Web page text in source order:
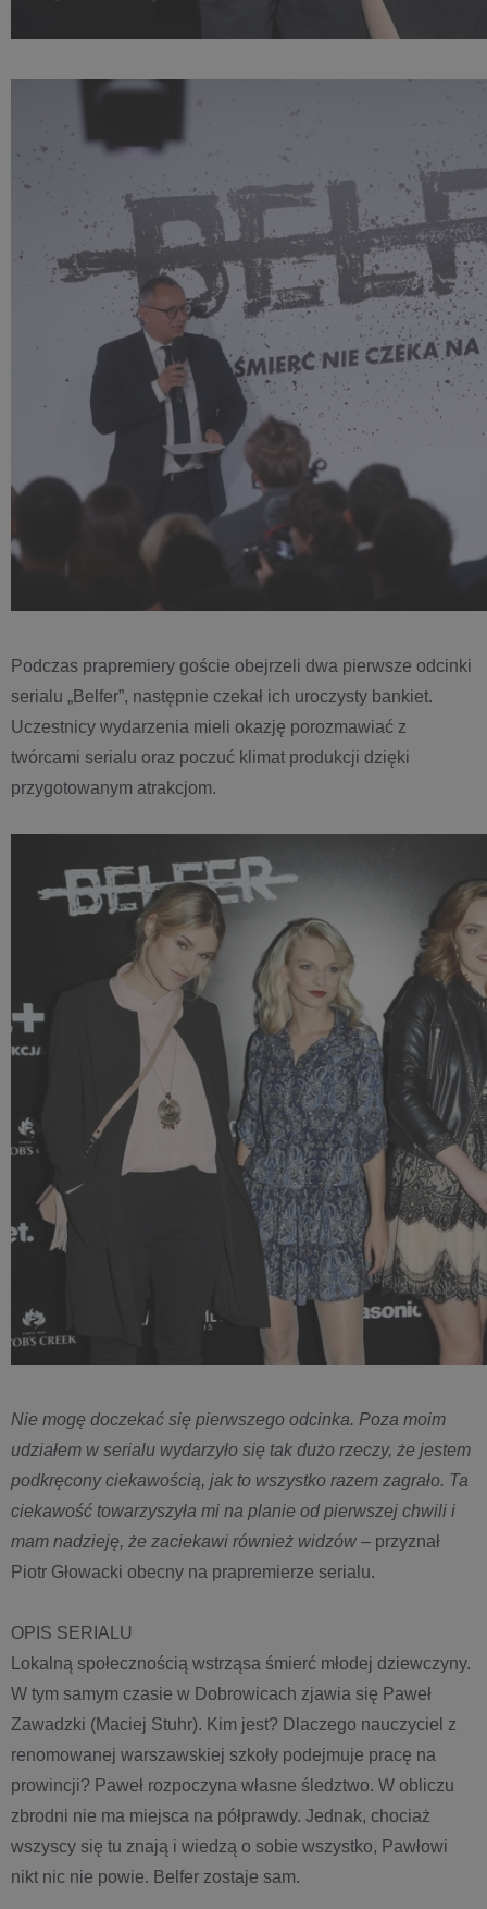
Podczas prapremiery goście obejrzeli dwa pierwsze odcinki
serialu „Belfer”, następnie czekał ich uroczysty bankiet.
Uczestnicy wydarzenia mieli okazję porozmawiać z
twórcami serialu oraz poczuć klimat produkcji dzięki
przygotowanym atrakcjom.
Nie mogę doczekać się pierwszego odcinka. Poza moim
udziałem w serialu wydarzyło się tak dużo rzeczy, że jestem
podkręcony ciekawością, jak to wszystko razem zagrało. Ta
ciekawość towarzyszyła mi na planie od pierwszej chwili i
mam nadzieję, że zaciekawi również widzów – przyznał
Piotr Głowacki obecny na prapremierze serialu.
OPIS SERIALU
Lokalną społecznością wstrząsa śmierć młodej dziewczyny.
W tym samym czasie w Dobrowicach zjawia się Paweł
Zawadzki (Maciej Stuhr). Kim jest? Dlaczego nauczyciel z
renomowanej warszawskiej szkoły podejmuje pracę na
prowincji? Paweł rozpoczyna własne śledztwo. W obliczu
zbrodni nie ma miejsca na półprawdy. Jednak, chociaż
wszyscy się tu znają i wiedzą o sobie wszystko, Pawłowi
nikt nic nie powie. Belfer zostaje sam.